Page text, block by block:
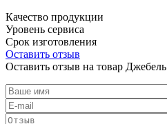
Качество продукции
Уровень сервиса
Срок изготовления
Оставить отзыв
Оставить отзыв на товар Джебель